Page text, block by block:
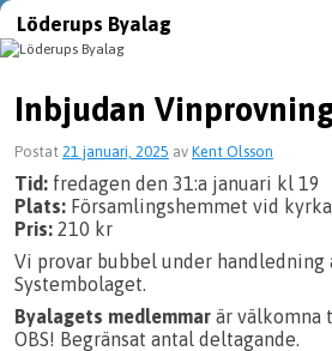
Löderups Byalag
Inbjudan
Postat 21 januari, 2025 av Kent Olsson
Tid: fredagen den 31:a januari kl 19
Plats: Församlingshemmet vid
Pris: 210 kr
Vi provar bubbel under handledning
Systembolaget.
Byalagets medlemmar är välkomna
OBS! Begränsat antal deltagande.